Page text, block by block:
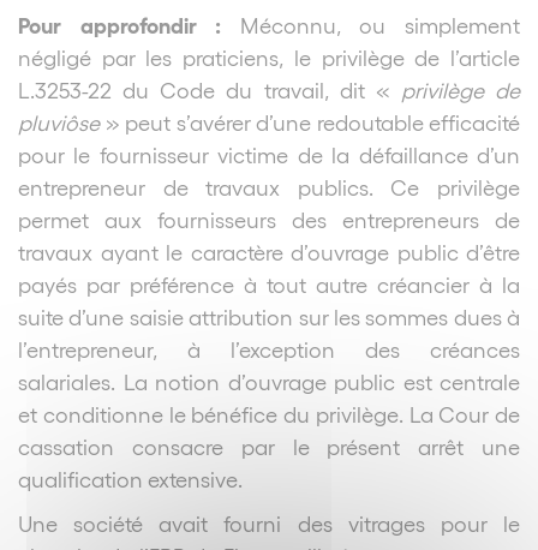
Pour approfondir : Méconnu, ou simplement
négligé par les praticiens, le privilège de l’article
L.3253-22 du Code du travail, dit « privilège de
pluviôse» peut s’avérer d’une redoutable efficacité
pour le fournisseur victime de la défaillance d’un
entrepreneur de travaux publics. Ce privilège
permet aux fournisseurs des entrepreneurs de
travaux ayant le caractère d’ouvrage public d’être
payés par préférence à tout autre créancier à la
suite d’une saisie attribution sur les sommes dues à
l’entrepreneur, à l’exception des créances
salariales. La notion d’ouvrage public est centrale
et conditionne le bénéfice du privilège. La Cour de
cassation consacre par le présent arrêt une
qualification extensive.
Une société avait fourni des vitrages pour le